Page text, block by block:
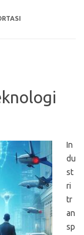
In
du
st
ri
tr
an
sp